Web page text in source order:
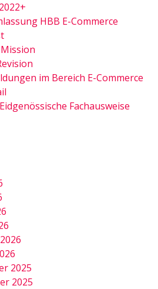
HBB E-Commerce
im Bereich E-Commerce
Fachausweise
2025
2025